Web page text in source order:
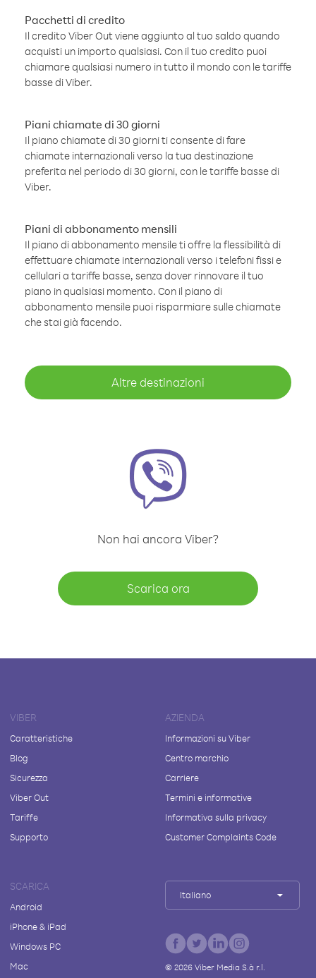
Pacchetti di credito
Il credito Viber Out viene aggiunto al tuo saldo quando
acquisti un importo qualsiasi. Con il tuo credito puoi
chiamare qualsiasi numero in tutto il mondo con le tariffe
basse di Viber.
Piani chiamate di 30 giorni
Il piano chiamate di 30 giorni ti consente di fare
chiamate internazionali verso la tua destinazione
preferita nel periodo di 30 giorni, con le tariffe basse di
Viber.
Piani di abbonamento mensili
Il piano di abbonamento mensile ti offre la flessibilità di
effettuare chiamate internazionali verso i telefoni fissi e
cellulari a tariffe basse, senza dover rinnovare il tuo
piano in qualsiasi momento. Con il piano di
abbonamento mensile puoi risparmiare sulle chiamate
che stai già facendo.
Altre destinazioni
Non hai ancora Viber?
Scarica ora
VIBER
Caratteristiche
Blog
Sicurezza
Viber Out
Tariffe
Supporto
AZIENDA
Informazioni su Viber
Centro marchio
Carriere
Termini e informative
Informativa sulla privacy
Customer Complaints Code
SCARICA
Android
iPhone & iPad
Windows PC
Mac
Italiano
© 2026Viber Media S.à r.l.